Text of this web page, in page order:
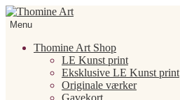
Spring
til
Spring
tilMenu
Thomine Art Shop
LE Kunst print
Eksklusive LE Kunst print
Originale værker
Gavekort